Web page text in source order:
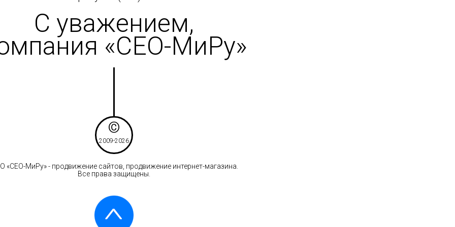
С уважением,
«СЕО-МиРу»
©
2009-2026
«СЕО-МиРу» - продвижение сайтов, продвижение интернет-магазина.
Все права защищены.